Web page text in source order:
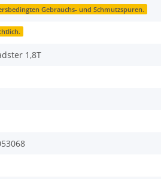
Gebrauchs- und Schmutzspuren.
1,8T